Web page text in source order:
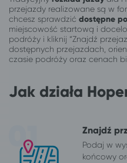
przejazdy realizowane są w
chcesz sprawdzić dostępne
miejscowość startową i
podróży i kliknij “Znajdź
dostępnych przejazdach,
czasie podróży oraz cenach
Jak działa
Znajdź
Podaj w
końcowy